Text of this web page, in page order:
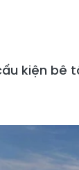
kiện bê